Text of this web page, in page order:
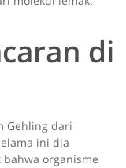
di
Gehling dari
ini dia
organisme